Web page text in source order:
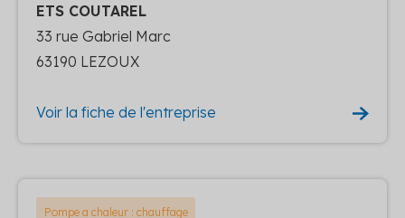
ETS COUTAREL
33 rue Gabriel Marc
63190 LEZOUX
Voir la fiche de l'entreprise
Pompe a chaleur : chauffage